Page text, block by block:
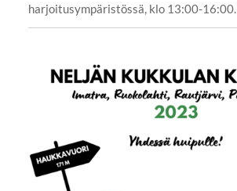
harjoitusympäristössä, klo 13:00-16:00.